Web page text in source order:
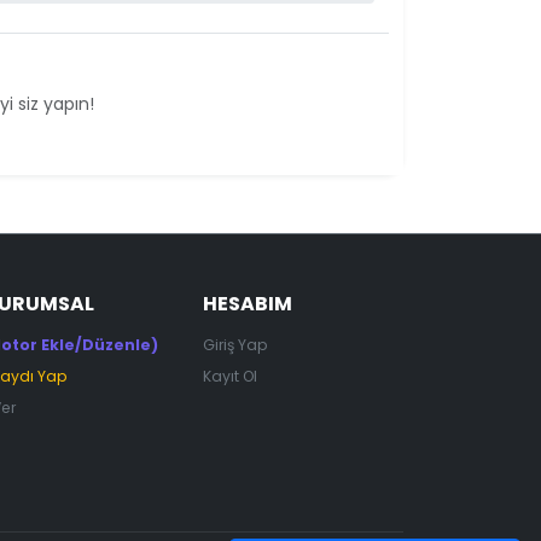
siz yapın!
Ekle/Düzenle)
Yap
HESABIM
Giriş Yap
Kayıt Ol